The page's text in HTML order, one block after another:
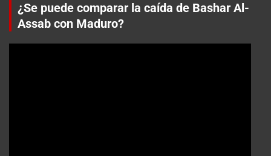
¿Se puede comparar la caída de Bashar Al-
Assab con Maduro?